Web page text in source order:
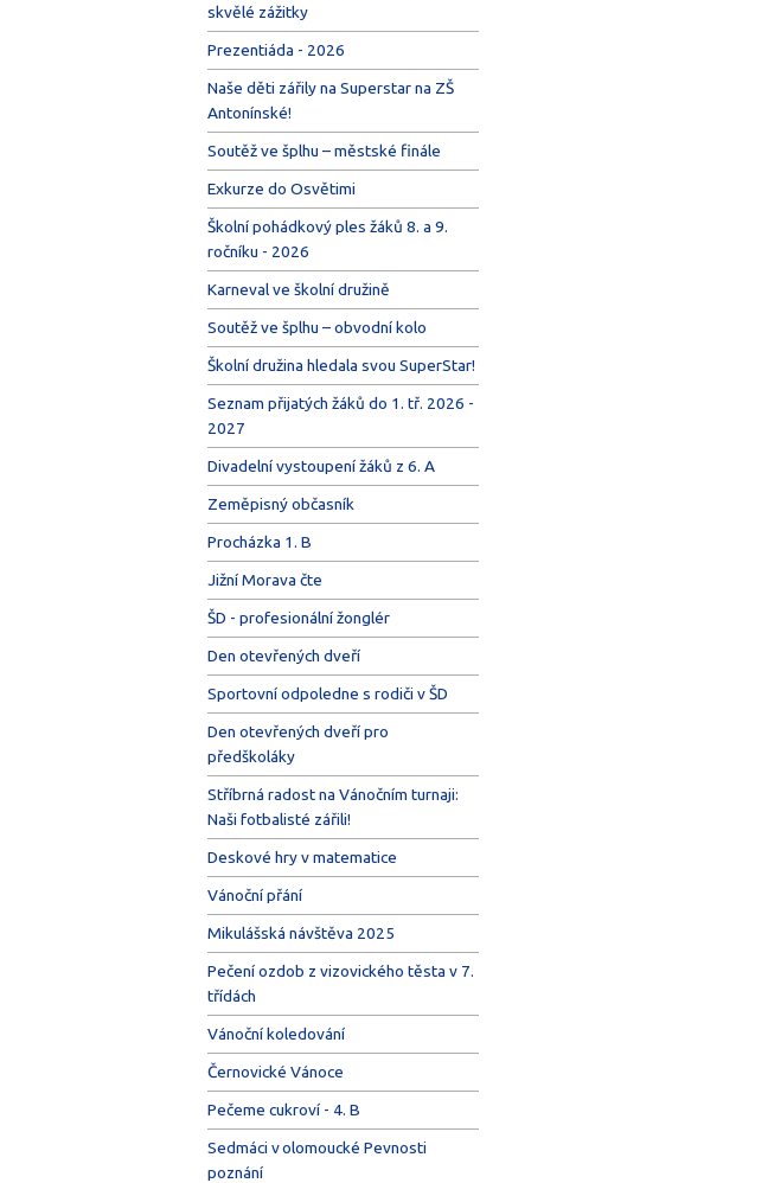
skvělé zážitky
Prezentiáda - 2026
Naše děti zářily na Superstar na ZŠ
Antonínské!
Soutěž ve šplhu – městské finále
Exkurze do Osvětimi
Školní pohádkový ples žáků 8. a 9.
ročníku - 2026
Karneval ve školní družině
Soutěž ve šplhu – obvodní kolo
Školní družina hledala svou SuperStar!
Seznam přijatých žáků do 1. tř. 2026 -
2027
Divadelní vystoupení žáků z 6. A
Zeměpisný občasník
Procházka 1. B
Jižní Morava čte
ŠD - profesionální žonglér
Den otevřených dveří
Sportovní odpoledne s rodiči v ŠD
Den otevřených dveří pro
předškoláky
Stříbrná radost na Vánočním turnaji:
Naši fotbalisté zářili!
Deskové hry v matematice
Vánoční přání
Mikulášská návštěva 2025
Pečení ozdob z vizovického těsta v 7.
třídách
Vánoční koledování
Černovické Vánoce
Pečeme cukroví - 4. B
Sedmáci v olomoucké Pevnosti
poznání